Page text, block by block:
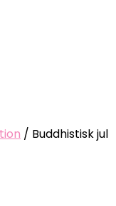
/ Buddhistisk jul